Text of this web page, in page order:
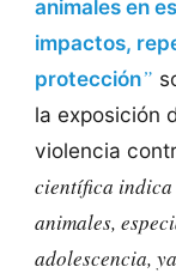
animales en
impactos,
protección”
la exposición
violencia
científica
animales,
adolescencia,